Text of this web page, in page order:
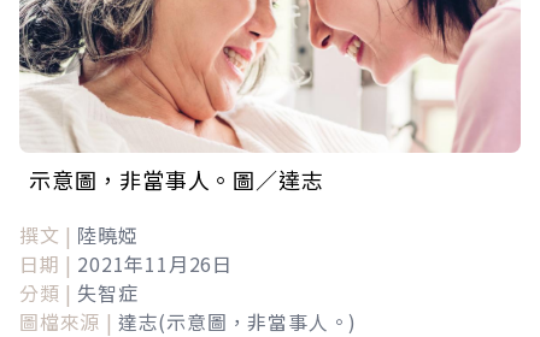
示意圖，非當事人。圖／達志
撰文 | 陸曉婭
日期 | 2021年11月26日
分類 | 失智症
圖檔來源 | 達志(示意圖，非當事人。)